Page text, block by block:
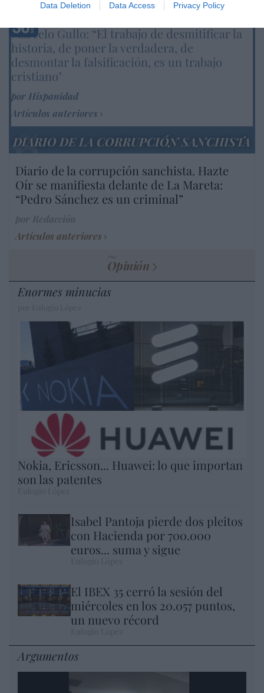
Data Deletion Data Access Privacy Policy
Marcelo Gullo: “El trabajo de desmitificar la
historia, de poner la verdadera, de
desmontar la falsificación, es un trabajo
cristiano"
por Hispanidad
Artículos anteriores
DIARIO DE LA CORRUPCIÓN SANCHISTA
Diario de la corrupción sanchista. Hazte
Oír se manifiesta delante de La Mareta:
“Pedro Sánchez es un criminal”
Artículos anteriores
Opinión
Enormes minucias
Nokia, Ericsson... Huawei: lo que importan
son las patentes
Isabel Pantoja pierde dos pleitos
con Hacienda por 700.000
euros... suma y sigue
El IBEX 35 cerró la sesión del
miércoles en los 20.057 puntos,
un nuevo récord
Argumentos